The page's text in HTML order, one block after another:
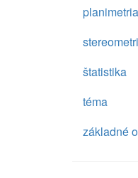
planimetria
štatistika
téma
základné